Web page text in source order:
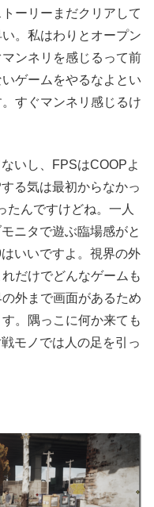
ーリーまだクリアして
。私はわりとオープン
ンネリを感じるって前
ゲームをやるなよとい
すぐマンネリ感じるけ
いし、FPSはCOOPよ
る気は最初からなかっ
たんですけどね。一人
ニタで遊ぶ臨場感がと
いいですよ。視界の外
だけでどんなゲームも
外まで画面があるため
。隅っこに何か来ても
モノでは人の足を引っ